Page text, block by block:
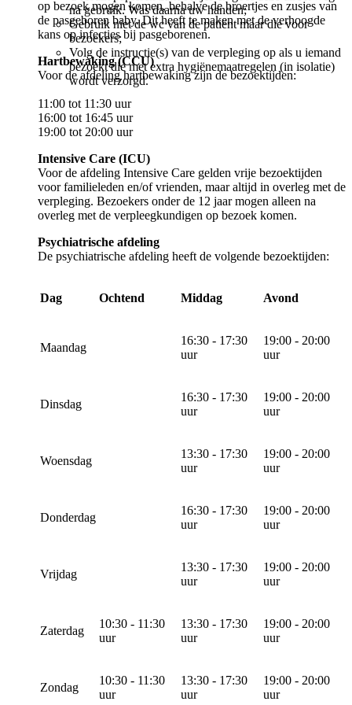
op bezoek mogen komen, behalve de broertjes en zusjes van
de pasgeboren baby. Dit heeft te maken met de verhoogde
kans op infecties bij pasgeborenen.
Hartbewaking (CCU)
Voor de afdeling hartbewaking zijn de bezoektijden:
11:00 tot 11:30 uur
16:00 tot 16:45 uur
19:00 tot 20:00 uur
Intensive Care (ICU)
Voor de afdeling Intensive Care gelden vrije bezoektijden
voor familieleden en/of vrienden, maar altijd in overleg met de
verpleging. Bezoekers onder de 12 jaar mogen alleen na
overleg met de verpleegkundigen op bezoek komen.
Psychiatrische afdeling
De psychiatrische afdeling heeft de volgende bezoektijden:
Dag Ochtend Middag Avond
Maandag
16:30 - 17:30
uur
19:00 - 20:00
uur
Dinsdag
16:30 - 17:30
uur
19:00 - 20:00
uur
Woensdag
13:30 - 17:30
uur
19:00 - 20:00
uur
Donderdag
16:30 - 17:30
uur
19:00 - 20:00
uur
Vrijdag
13:30 - 17:30
uur
19:00 - 20:00
uur
Zaterdag
10:30 - 11:30
uur
13:30 - 17:30
uur
19:00 - 20:00
uur
Zondag
10:30 - 11:30
uur
13:30 - 17:30
uur
19:00 - 20:00
uur
na gebruik. Was daarna uw handen;
Gebruik niet de wc van de patiënt maar die voor
bezoekers;
Volg de instructie(s) van de verpleging op als u iemand
bezoekt die met extra hygiënemaatregelen (in isolatie)
wordt verzorgd.